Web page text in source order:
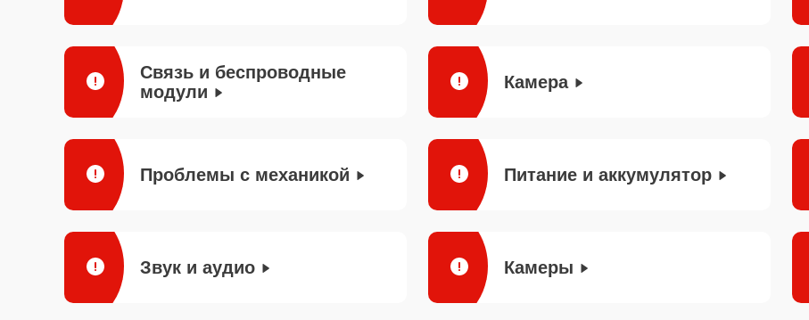
Связь и беспроводные
модули
Камера
Проблемы с механикой Питание и аккумулятор
Звук и аудио Камеры